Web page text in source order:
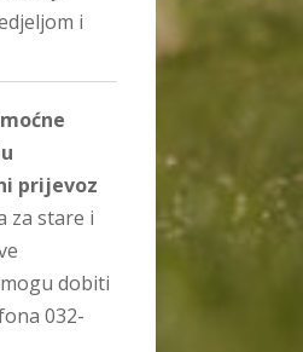
i
prijevoz
za stare i
dobiti
032-